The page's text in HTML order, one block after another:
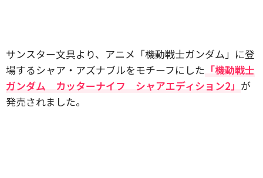
サンスター文具より、アニメ「機動戦士ガンダム」に登
場するシャア・アズナブルをモチーフにした 「機動戦士
ガンダム カッターナイフ シャアエディション2」 が
発売されました。